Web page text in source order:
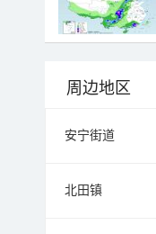
周边地区
安宁街道
北田镇